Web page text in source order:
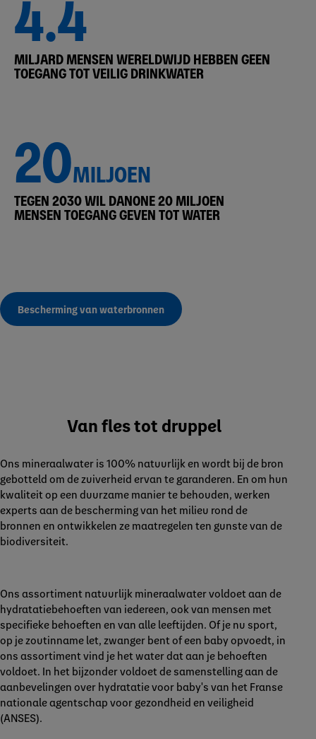
4.4
MILJARD MENSEN WERELDWIJD HEBBEN GEEN
TOEGANG TOT VEILIG DRINKWATER
20MILJOEN
TEGEN 2030 WIL DANONE 20 MILJOEN
MENSEN TOEGANG GEVEN TOT WATER
Bescherming van waterbronnen
Van fles tot druppel
Ons mineraalwater is 100% natuurlijk en wordt bij de bron
gebotteld om de zuiverheid ervan te garanderen. En om hun
kwaliteit op een duurzame manier te behouden, werken
experts aan de bescherming van het milieu rond de
bronnen en ontwikkelen ze maatregelen ten gunste van de
biodiversiteit.
Ons assortiment natuurlijk mineraalwater voldoet aan de
hydratatiebehoeften van iedereen, ook van mensen met
specifieke behoeften en van alle leeftijden. Of je nu sport,
op je zoutinname let, zwanger bent of een baby opvoedt, in
ons assortiment vind je het water dat aan je behoeften
voldoet. In het bijzonder voldoet de samenstelling aan de
aanbevelingen over hydratatie voor baby's van het Franse
nationale agentschap voor gezondheid en veiligheid
(ANSES).